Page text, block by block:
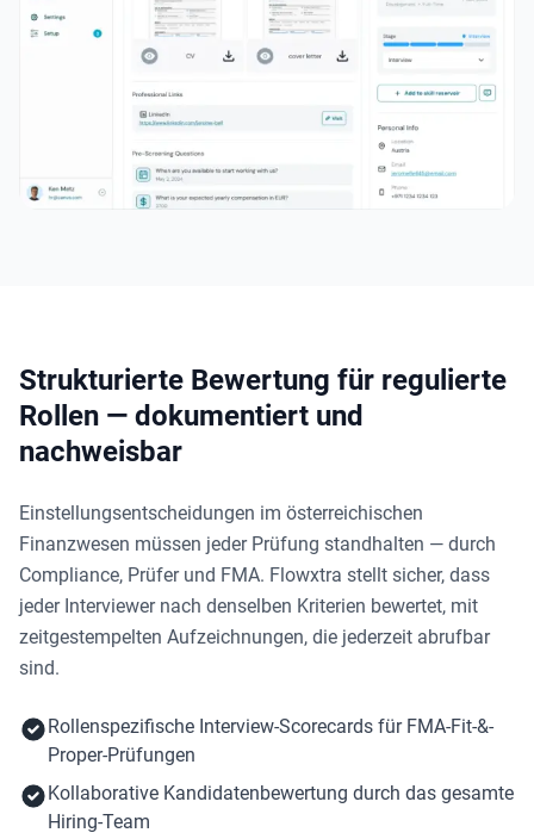
Strukturierte Bewertung für regulierte
Rollen — dokumentiert und
nachweisbar
Einstellungsentscheidungen im österreichischen
Finanzwesen müssen jeder Prüfung standhalten — durch
Compliance, Prüfer und FMA. Flowxtra stellt sicher, dass
jeder Interviewer nach denselben Kriterien bewertet, mit
zeitgestempelten Aufzeichnungen, die jederzeit abrufbar
sind.
Rollenspezifische Interview-Scorecards für FMA-Fit-&-
Proper-Prüfungen
Kollaborative Kandidatenbewertung durch das gesamte
Hiring-Team